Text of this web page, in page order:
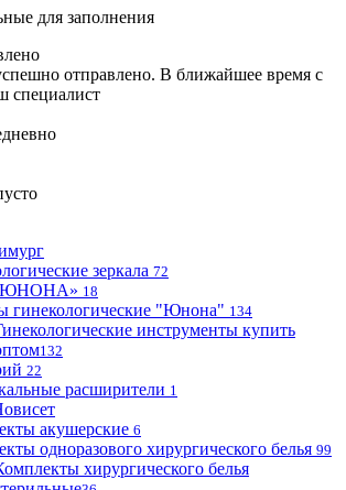
для заполнения
отправлено. В ближайшее время с
специалист
зеркала 72
18
гинекологические "Юнона" 134
инструменты купить
132
22
расширители 1
акушерские 6
одноразового хирургического белья 99
хирургического белья